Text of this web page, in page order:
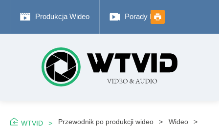
Produkcja Wideo Porady Fotograficzne
WTVID Przewodnik po produkcji wideo
Wideo